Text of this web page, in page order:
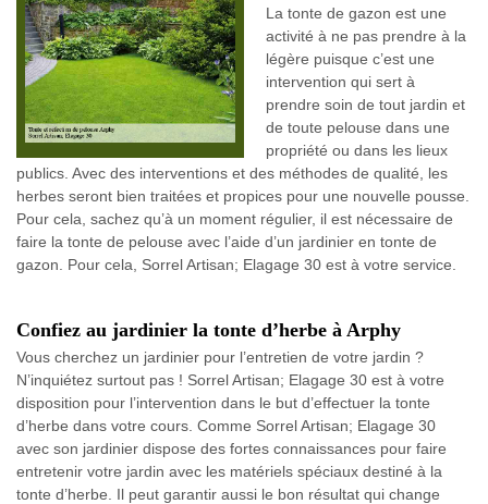
La tonte de gazon est une
activité à ne pas prendre à la
légère puisque c’est une
intervention qui sert à
prendre soin de tout jardin et
de toute pelouse dans une
propriété ou dans les lieux
publics. Avec des interventions et des méthodes de qualité, les
herbes seront bien traitées et propices pour une nouvelle pousse.
Pour cela, sachez qu’à un moment régulier, il est nécessaire de
faire la tonte de pelouse avec l’aide d’un jardinier en tonte de
gazon. Pour cela, Sorrel Artisan; Elagage 30 est à votre service.
Confiez au jardinier la tonte d’herbe à Arphy
Vous cherchez un jardinier pour l’entretien de votre jardin ?
N’inquiétez surtout pas ! Sorrel Artisan; Elagage 30 est à votre
disposition pour l’intervention dans le but d’effectuer la tonte
d’herbe dans votre cours. Comme Sorrel Artisan; Elagage 30
avec son jardinier dispose des fortes connaissances pour faire
entretenir votre jardin avec les matériels spéciaux destiné à la
tonte d’herbe. Il peut garantir aussi le bon résultat qui change